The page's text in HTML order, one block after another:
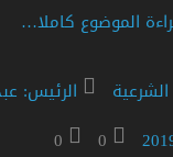
الموضوع كاملا…
الرئيس:
0
0